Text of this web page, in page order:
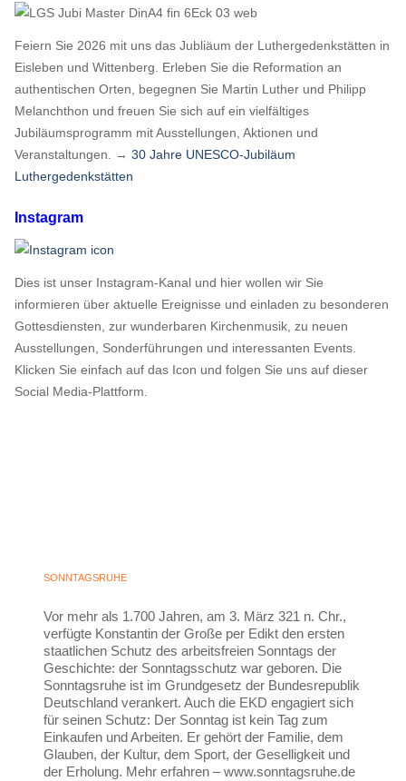
Feiern Sie 2026 mit uns das Jubliäum der Luthergedenkstätten in
Eisleben und Wittenberg. Erleben Sie die Reformation an
authentischen Orten, begegnen Sie Martin Luther und Philipp
Melanchthon und freuen Sie sich auf ein vielfältiges
Jubiläumsprogramm mit Ausstellungen, Aktionen und
Veranstaltungen. → 30 Jahre UNESCO-Jubiläum
Luthergedenkstätten
Instagram
Dies ist unser Instagram-Kanal und hier wollen wir Sie
informieren über aktuelle Ereignisse und einladen zu besonderen
Gottesdiensten, zur wunderbaren Kirchenmusik, zu neuen
Ausstellungen, Sonderführungen und interessanten Events.
Klicken Sie einfach auf das Icon und folgen Sie uns auf dieser
Social Media-Plattform.
SONNTAGSRUHE
Vor mehr als 1.700 Jahren, am 3. März 321 n. Chr.,
verfügte Konstantin der Große per Edikt den ersten
staatlichen Schutz des arbeitsfreien Sonntags der
Geschichte: der Sonntagsschutz war geboren. Die
Sonntagsruhe ist im Grundgesetz der Bundesrepublik
Deutschland verankert. Auch die EKD engagiert sich
für seinen Schutz: Der Sonntag ist kein Tag zum
Einkaufen und Arbeiten. Er gehört der Familie, dem
Glauben, der Kultur, dem Sport, der Geselligkeit und
der Erholung. Mehr erfahren – www.sonntagsruhe.de